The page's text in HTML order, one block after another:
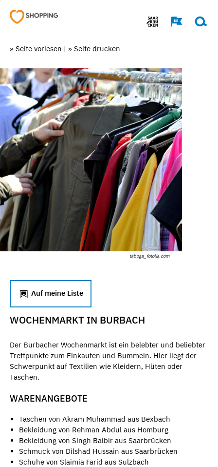
» Seite vorlesen | » Seite drucken
taboga_fotolia.com
Auf meine Liste
WOCHENMARKT IN BURBACH
Der Burbacher Wochenmarkt ist ein belebter und beliebter
Treffpunkte zum Einkaufen und Bummeln. Hier liegt der
Schwerpunkt auf Textilien wie Kleidern, Hüten oder
Taschen.
WARENANGEBOTE
Taschen von Akram Muhammad aus Bexbach
Bekleidung von Rehman Abdul aus Homburg
Bekleidung von Singh Balbir aus Saarbrücken
Schmuck von Dilshad Hussain aus Saarbrücken
Schuhe von Slaimia Farid aus Sulzbach